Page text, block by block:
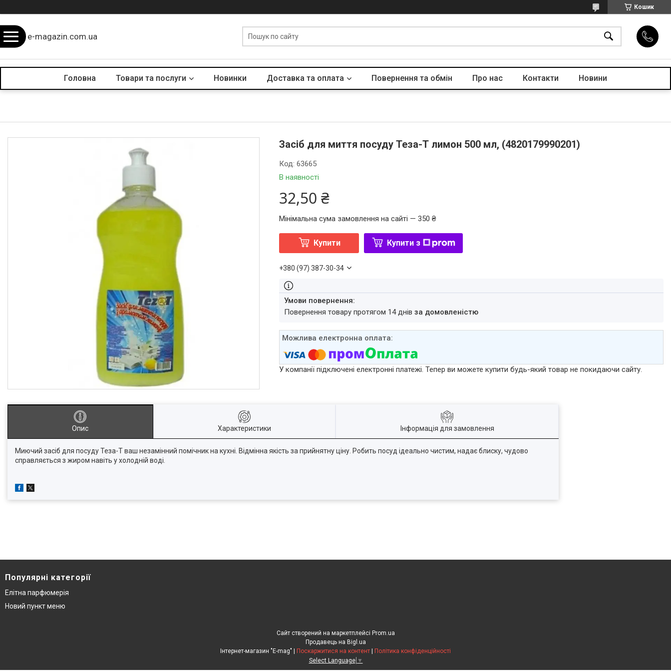
Кошик
e-magazin.com.ua
Головна Товари та послуги Новинки Доставка та оплата Повернення та обмін Про нас Контакти Новини
Засіб для миття посуду Теза-Т лимон 500 мл, (4820179990201)
В наявності
Код:63665
32,50 ₴
Мінімальна сума замовлення на сайті — 350 ₴
Купити Купити з
+380 (97) 387-30-34
повернення товару протягом 14 днівза домовленістю
У компанії підключені електронні платежі. Тепер ви можете купити будь-який товар не покидаючи сайту.
Опис Характеристики Інформація для замовлення
Миючий засіб для посуду Теза-Т ваш незамінний помічник на кухні. Відмінна якість за прийнятну ціну. Робить посуд ідеально чистим, надає блиску, чудово
справляється з жиром навіть у холодній воді.
Популярні категорії
Елітна парфюмерія
Новий пункт меню
Сайт створений на маркетплейсі Prom.ua
Продавець на Bigl.ua
Поскаржитися на контент
Політика конфіденційності
Select Language ▼